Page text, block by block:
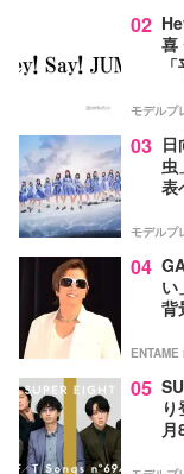
02
喜
モデルプ
03
虫
表
モデルプ
04
い
背
05